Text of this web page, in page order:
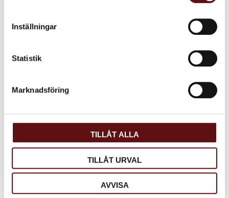
Inställningar
Statistik
Marknadsföring
TILLÅT ALLA
TILLÅT URVAL
AVVISA
Lägg till i favoriter
Dela med dig
Omdömen
Du